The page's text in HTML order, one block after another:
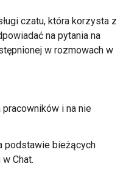
czatu, która korzysta z
na pytania na
w rozmowach w
i na nie
podstawie bieżących
Chat.